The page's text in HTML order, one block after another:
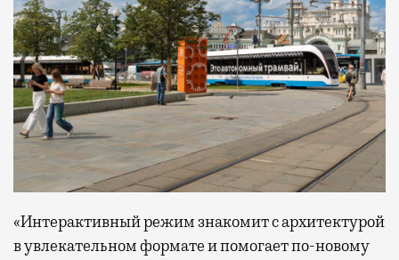
«Интерактивный режим знакомит с архитектурой
в увлекательном формате и помогает по-новому